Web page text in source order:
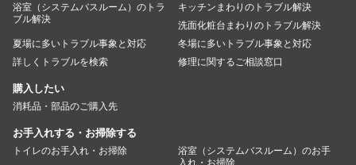
浴室（システムバスルーム）のトラ
ブル解決
キッチンまわりのトラブル解決
洗面化粧台まわりのトラブル解決
夏場に多いトラブル事象と対応
冬場に多いトラブル事象と対応
詳しくトラブルを検索
修理に関するご相談窓口
購入したい
消耗品・部品のご購入先
お手入れする・お掃除する
トイレのお手入れ・お掃除
浴室（システムバスルーム）のお手
入れ・お掃除